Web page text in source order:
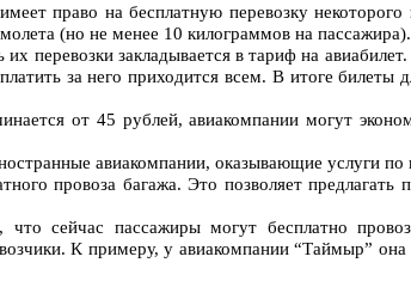
право на бесплатную перевозку некоторого
(но не менее 10 килограммов на пассажира).
перевозки закладывается в тариф на
за него приходится всем. В итоге билеты
от 45 рублей, авиакомпании могут
авиакомпании, оказывающие услуги
провоза багажа. Это позволяет предлагать
сейчас пассажиры могут бесплатно
К примеру, у авиакомпании “Таймыр” она